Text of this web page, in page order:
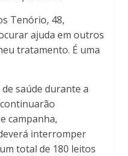
Tenório, 48,
ajuda em outros
tratamento. É uma
saúde durante a
campanha,
interromper
total de 180 leitos